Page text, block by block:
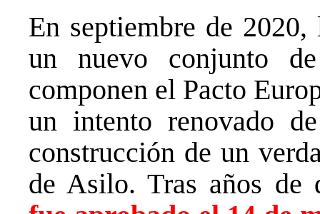
En septiembre de
un nuevo conjunto
componen el Pacto
un intento renovado
construcción de un
de Asilo. Tras años de